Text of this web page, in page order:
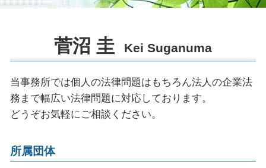
休業損害 いつもらえる
自己破産 法律事務所
賃貸住宅 トラブル
土地 購入 トラブル
不動産会社 トラブル 相談
公判請求 起訴
示談 被害届
警察 逮捕 流れ
裁判 起訴
痴漢 弁護人
クレーム 対応 弁護士
法務 チェック
商標権 侵害 ロゴ
未払い金 回収 方法
企業 法務部
顧問弁護士 メリット
菅沼 圭 Kei Suganuma
当事務所では個人の法律問題はもちろん法人の企業法
務まで幅広い法律問題に対応しております。
どうぞお気軽にご相談ください。
所属団体